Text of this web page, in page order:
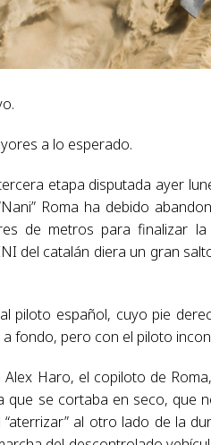
a lo esperado.
etapa disputada ayer
Roma ha debido
de metros para finalizar
del catalán diera un gran
piloto español, cuyo pie
fondo, pero con el piloto
Haro, el copiloto de
que se cortaba en seco, que
al otro lado de la